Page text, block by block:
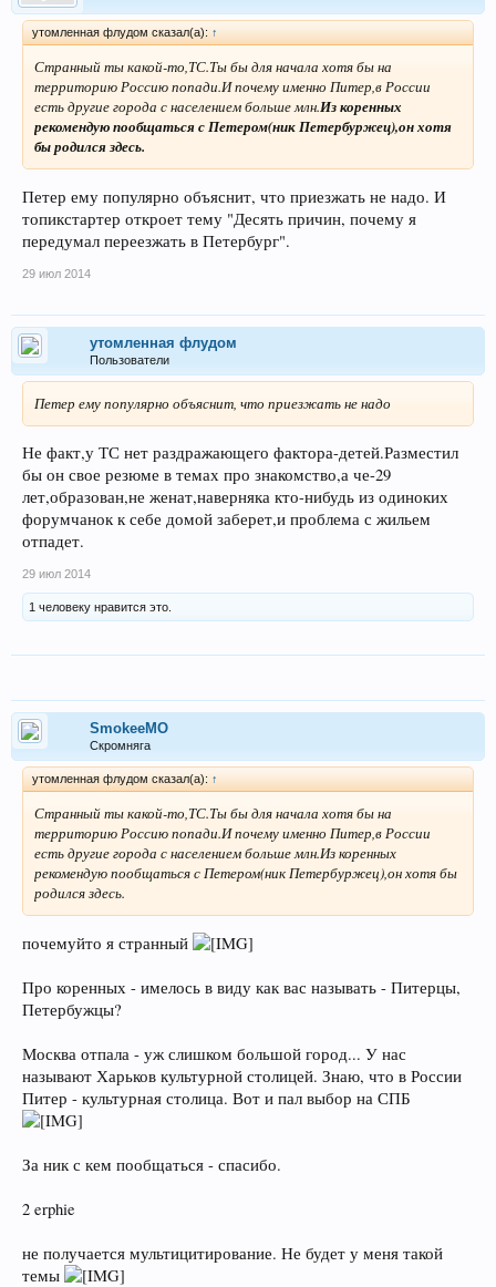
утомленная флудом сказал(а): ↑
Странный ты какой-то,ТС.Ты бы для начала хотя бы на
территорию Россию попади.И почему именно Питер,в России
есть другие города с населением больше млн.Из коренных
рекомендую пообщаться с Петером(ник Петербуржец),он хотя
бы родился здесь.
Петер ему популярно объяснит, что приезжать не надо. И
топикстартер откроет тему "Десять причин, почему я
передумал переезжать в Петербург".
29 июл 2014
утомленная флудом
Пользователи
Петер ему популярно объяснит, что приезжать не надо
Не факт,у ТС нет раздражающего фактора-детей.Разместил
бы он свое резюме в темах про знакомство,а че-29
лет,образован,не женат,наверняка кто-нибудь из одиноких
форумчанок к себе домой заберет,и проблема с жильем
отпадет.
29 июл 2014
1 человеку нравится это.
SmokeeMO
Скромняга
утомленная флудом сказал(а): ↑
Странный ты какой-то,ТС.Ты бы для начала хотя бы на
территорию Россию попади.И почему именно Питер,в России
есть другие города с населением больше млн.Из коренных
рекомендую пообщаться с Петером(ник Петербуржец),он хотя бы
родился здесь.
почемуйто я странный
Про коренных - имелось в виду как вас называть - Питерцы,
Петербужцы?
Москва отпала - уж слишком большой город... У нас
называют Харьков культурной столицей. Знаю, что в России
Питер - культурная столица. Вот и пал выбор на СПБ
За ник с кем пообщаться - спасибо.
2 erphie
не получается мультицитирование. Не будет у меня такой
темы